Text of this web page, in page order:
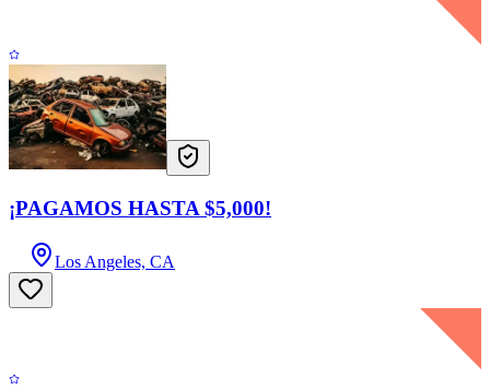
¡PAGAMOS HASTA $5,000!
Los Angeles, CA